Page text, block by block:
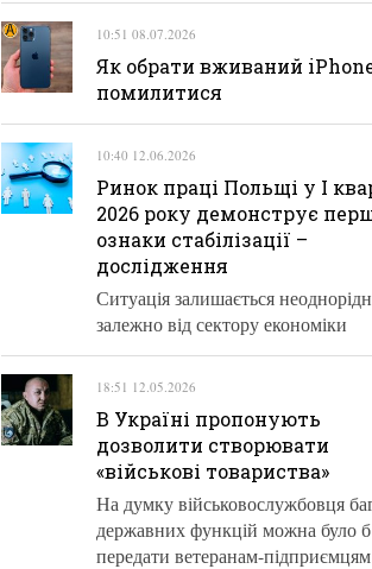
10:51 08.07.2026
Як обрати вживаний
помилитися
10:40 12.06.2026
Ринок праці Польщі у І
2026 року демонструє
ознаки стабілізації –
дослідження
Ситуація залишається
залежно від сектору економіки
18:51 12.05.2026
В Україні пропонують
дозволити створювати
«військові товариства»
На думку військовослужбовця
державних функцій можна було б
передати ветеранам-підприємцям